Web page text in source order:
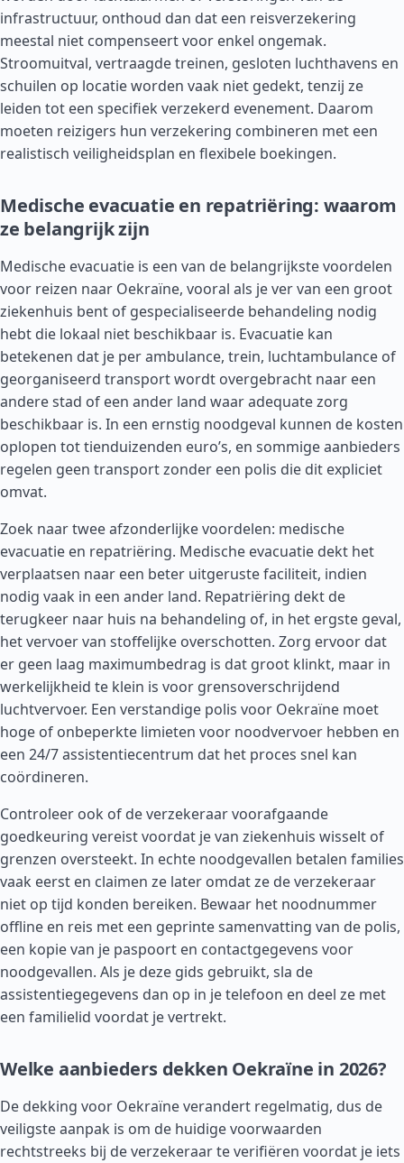
infrastructuur, onthoud dan dat een reisverzekering
meestal niet compenseert voor enkel ongemak.
Stroomuitval, vertraagde treinen, gesloten luchthavens en
schuilen op locatie worden vaak niet gedekt, tenzij ze
leiden tot een specifiek verzekerd evenement. Daarom
moeten reizigers hun verzekering combineren met een
realistisch veiligheidsplan en flexibele boekingen.
Medische evacuatie en repatriëring: waarom
ze belangrijk zijn
Medische evacuatie is een van de belangrijkste voordelen
voor reizen naar Oekraïne, vooral als je ver van een groot
ziekenhuis bent of gespecialiseerde behandeling nodig
hebt die lokaal niet beschikbaar is. Evacuatie kan
betekenen dat je per ambulance, trein, luchtambulance of
georganiseerd transport wordt overgebracht naar een
andere stad of een ander land waar adequate zorg
beschikbaar is. In een ernstig noodgeval kunnen de kosten
oplopen tot tienduizenden euro’s, en sommige aanbieders
regelen geen transport zonder een polis die dit expliciet
omvat.
Zoek naar twee afzonderlijke voordelen: medische
evacuatie en repatriëring. Medische evacuatie dekt het
verplaatsen naar een beter uitgeruste faciliteit, indien
nodig vaak in een ander land. Repatriëring dekt de
terugkeer naar huis na behandeling of, in het ergste geval,
het vervoer van stoffelijke overschotten. Zorg ervoor dat
er geen laag maximumbedrag is dat groot klinkt, maar in
werkelijkheid te klein is voor grensoverschrijdend
luchtvervoer. Een verstandige polis voor Oekraïne moet
hoge of onbeperkte limieten voor noodvervoer hebben en
een 24/7 assistentiecentrum dat het proces snel kan
coördineren.
Controleer ook of de verzekeraar voorafgaande
goedkeuring vereist voordat je van ziekenhuis wisselt of
grenzen oversteekt. In echte noodgevallen betalen families
vaak eerst en claimen ze later omdat ze de verzekeraar
niet op tijd konden bereiken. Bewaar het noodnummer
offline en reis met een geprinte samenvatting van de polis,
een kopie van je paspoort en contactgegevens voor
noodgevallen. Als je deze gids gebruikt, sla de
assistentiegegevens dan op in je telefoon en deel ze met
een familielid voordat je vertrekt.
Welke aanbieders dekken Oekraïne in 2026?
De dekking voor Oekraïne verandert regelmatig, dus de
veiligste aanpak is om de huidige voorwaarden
rechtstreeks bij de verzekeraar te verifiëren voordat je iets